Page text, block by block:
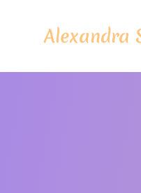
springenAlexandra